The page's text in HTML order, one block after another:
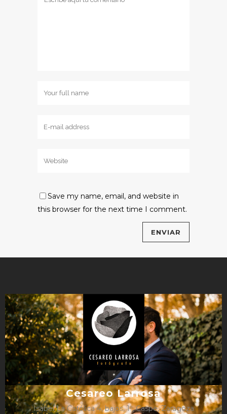
Save my name, email, and website in
this browser for the next time I comment.
Cesareo Larrosa
Isabel La Católica 4, bajos, 1º, Caspe, Zaragoza